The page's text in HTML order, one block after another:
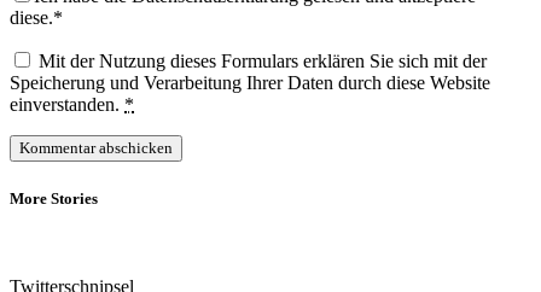
diese.*
Mit der Nutzung dieses Formulars erklären Sie sich mit der
Speicherung und Verarbeitung Ihrer Daten durch diese Website
einverstanden. *
More Stories
Twitterschnipsel